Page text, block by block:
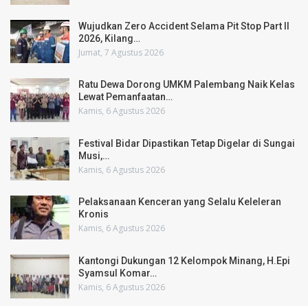
Wujudkan Zero Accident Selama Pit Stop Part II
2026, Kilang…
Jumat, 7 Agustus 2026
Ratu Dewa Dorong UMKM Palembang Naik Kelas
Lewat Pemanfaatan…
Kamis, 6 Agustus 2026
Festival Bidar Dipastikan Tetap Digelar di Sungai
Musi,…
Kamis, 6 Agustus 2026
Pelaksanaan Kenceran yang Selalu Keleleran
Kronis
Kamis, 6 Agustus 2026
Kantongi Dukungan 12 Kelompok Minang, H.Epi
Syamsul Komar…
Kamis, 6 Agustus 2026